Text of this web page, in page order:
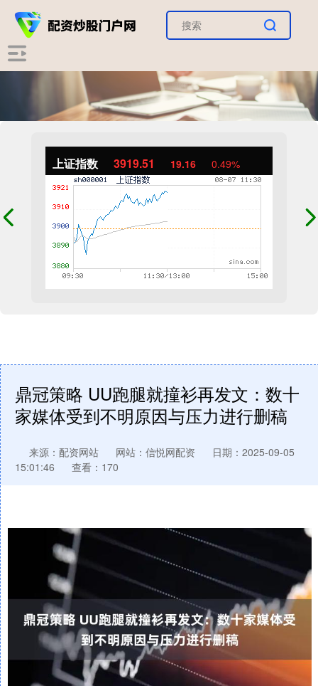
上证指数 3919.51 19.16 0.49%
鼎冠策略 UU跑腿就撞衫再发文：数十
家媒体受到不明原因与压力进行删稿
来源：配资网站 网站：信悦网配资
日期：2025-09-05
15:01:46
查看：170